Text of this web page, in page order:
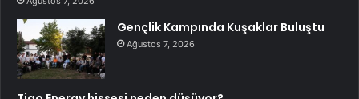
Gençlik Kampında Kuşaklar Buluştu
Ağustos 7, 2026